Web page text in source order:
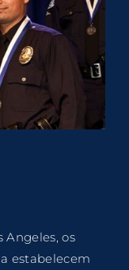
Angeles, os
estabelecem
Password?